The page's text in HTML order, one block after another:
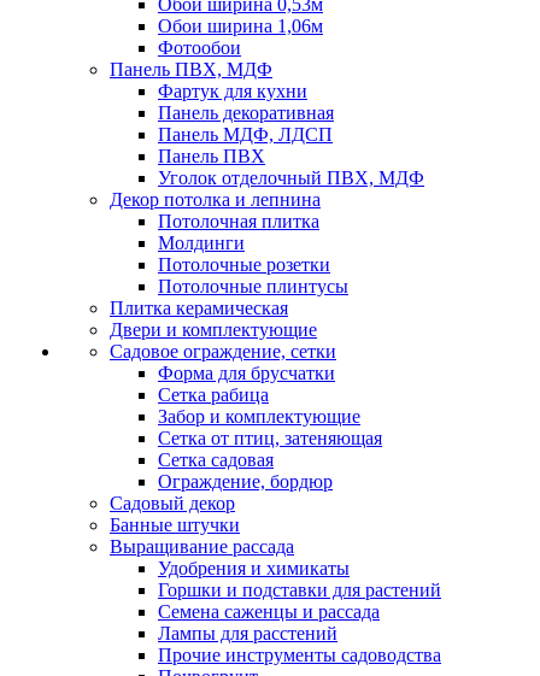
Обои ширина 0,53м
Обои ширина 1,06м
Фотообои
Панель ПВХ, МДФ
Фартук для кухни
Панель декоративная
Панель МДФ, ЛДСП
Панель ПВХ
Уголок отделочный ПВХ, МДФ
Декор потолка и лепнина
Потолочная плитка
Молдинги
Потолочные розетки
Потолочные плинтусы
Плитка керамическая
Двери и комплектующие
Садовое ограждение, сетки
Форма для брусчатки
Сетка рабица
Забор и комплектующие
Сетка от птиц, затеняющая
Сетка садовая
Ограждение, бордюр
Садовый декор
Банные штучки
Выращивание рассада
Удобрения и химикаты
Горшки и подставки для растений
Семена саженцы и рассада
Лампы для расстений
Прочие инструменты садоводства